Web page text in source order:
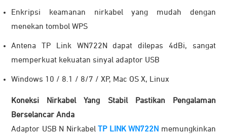
Enkripsi keamanan nirkabel yang mudah dengan
menekan tombol WPS
Antena TP Link WN722N dapat dilepas 4dBi, sangat
memperkuat kekuatan sinyal adaptor USB
Windows 10 / 8.1 / 8/7 / XP, Mac OS X, Linux
Koneksi Nirkabel Yang Stabil Pastikan Pengalaman
Berselancar Anda
Adaptor USB N Nirkabel
TP LINK WN722N memungkinkan